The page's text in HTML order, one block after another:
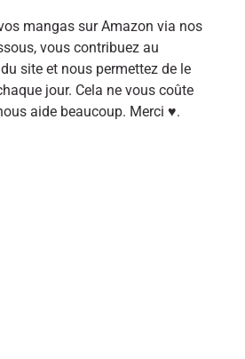
mangas sur Amazon via nos
vous contribuez au
site et nous permettez de le
jour. Cela ne vous coûte
aide beaucoup. Merci ♥.